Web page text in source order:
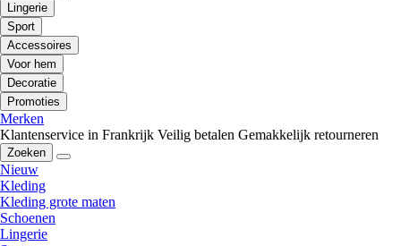
Lingerie
Sport
Accessoires
Voor hem
Decoratie
Promoties
Merken
Klantenservice in Frankrijk Veilig betalen Gemakkelijk retourneren
Zoeken
Nieuw
Kleding
Kleding grote maten
Schoenen
Lingerie